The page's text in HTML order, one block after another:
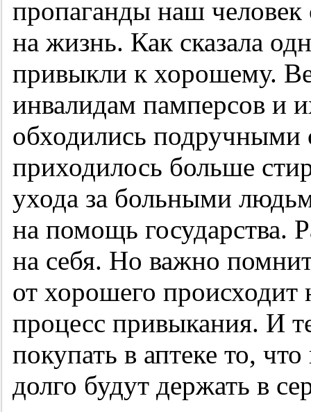
пропаганды наш
на жизнь. Как сказала
привыкли к хорошему.
инвалидам памперсов и
обходились подручными
приходилось больше
ухода за больными
на помощь государства.
на себя. Но важно
от хорошего происходит
процесс привыкания. И
покупать в аптеке то,
долго будут держать в